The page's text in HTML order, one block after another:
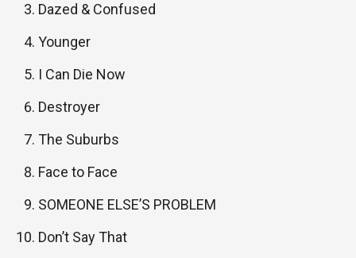
Dazed & Confused
Younger
I Can Die Now
Destroyer
The Suburbs
Face to Face
SOMEONE ELSE’S PROBLEM
Don’t Say That